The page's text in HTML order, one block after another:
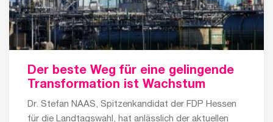
Der beste Weg für eine gelingende
Transformation ist Wachstum
Dr. Stefan NAAS, Spitzenkandidat der FDP Hessen
für die Landtagswahl, hat anlässlich der aktuellen